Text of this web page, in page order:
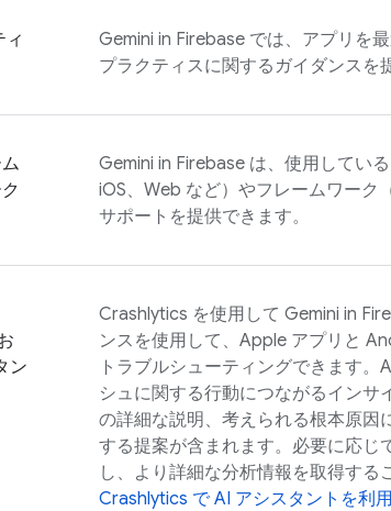
ィ
Gemini in Firebase では、アプリを
プラクティスに関するガイダンスを
Gemini in Firebase は、使用してい
iOS、Web など）やフレームワーク
サポートを提供できます。
ン
Crashlytics を使用して Gemini in
ンスを使用して、Apple アプリと
トラブルシューティングできます
シュに関する行動につながるインサ
の詳細な説明、考えられる根本原因
する提案が含まれます。必要に応じ
し、より詳細な分析情報を取得する
Crashlytics で AI アシスタントを利